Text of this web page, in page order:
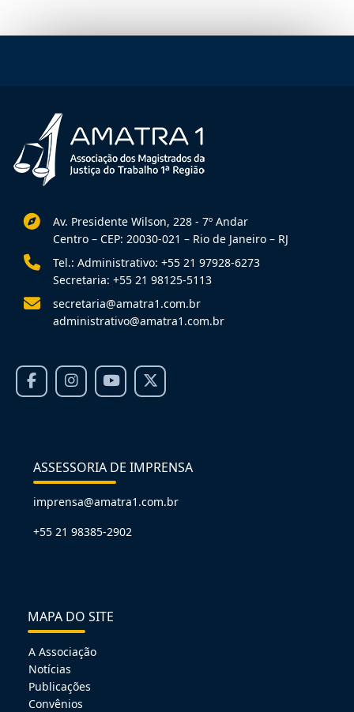
Av. Presidente Wilson, 228 - 7º Andar
Centro – CEP: 20030-021 – Rio de Janeiro – RJ
Tel.: Administrativo: +55 21 97928-6273
Secretaria: +55 21 98125-5113
secretaria@amatra1.com.br
administrativo@amatra1.com.br
ASSESSORIA DE IMPRENSA
imprensa@amatra1.com.br
+55 21 98385-2902
MAPA DO SITE
A Associação
Notícias
Publicações
Convênios